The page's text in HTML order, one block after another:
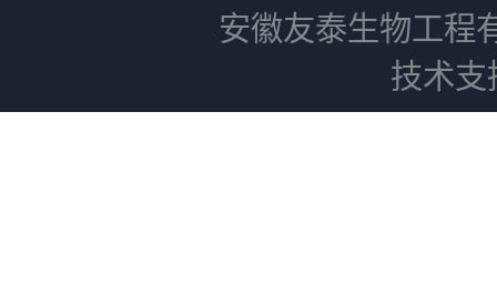
安徽友泰生物工程
技术